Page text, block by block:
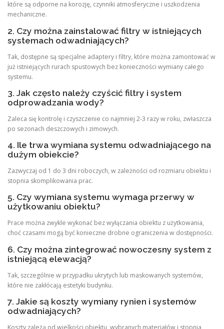
które są odporne na korozję, czynniki atmosferyczne i uszkodzenia
mechaniczne.
2. Czy można zainstalować filtry w istniejących
systemach odwadniających?
Tak, dostępne są specjalne adaptery i filtry, które można zamontować w
już istniejących rurach spustowych bez konieczności wymiany całego
systemu.
3. Jak często należy czyścić filtry i system
odprowadzania wody?
Zaleca się kontrolę i czyszczenie co najmniej 2-3 razy w roku, zwłaszcza
po sezonach deszczowych i zimowych.
4. Ile trwa wymiana systemu odwadniającego na
dużym obiekcie?
Zazwyczaj od 1 do 3 dni roboczych, w zależności od rozmiaru obiektu i
stopnia skomplikowania prac.
5. Czy wymiana systemu wymaga przerwy w
użytkowaniu obiektu?
Prace można zwykle wykonać bez wyłączania obiektu z użytkowania,
choć czasami mogą być konieczne drobne ograniczenia w dostępności.
6. Czy można zintegrować nowoczesny system z
istniejącą elewacją?
Tak, szczególnie w przypadku ukrytych lub maskowanych systemów,
które nie zakłócają estetyki budynku.
7. Jakie są koszty wymiany rynien i systemów
odwadniających?
Koszty zależą od wielkości obiektu, wybranych materiałów i stopnia